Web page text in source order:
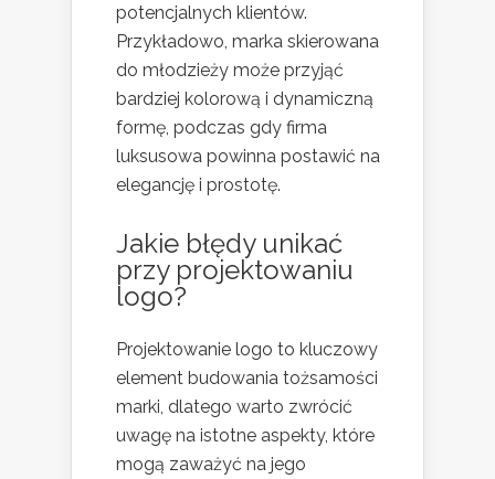
potencjalnych klientów.
Przykładowo, marka skierowana
do młodzieży może przyjąć
bardziej kolorową i dynamiczną
formę, podczas gdy firma
luksusowa powinna postawić na
elegancję i prostotę.
Jakie błędy unikać
przy projektowaniu
logo?
Projektowanie logo to kluczowy
element budowania tożsamości
marki, dlatego warto zwrócić
uwagę na istotne aspekty, które
mogą zaważyć na jego